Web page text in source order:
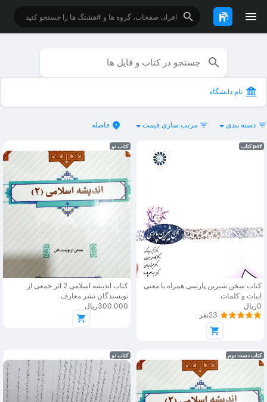
نام دانشگاه
دسته بندی مرتب سازی قیمت فاصله
pdf کتاب
کتاب سخن شیرین پارسی همراه با معنی
ابیات و کلمات
0ریال
23نفر
کتاب نو
کتاب اندیشه اسلامی 2 اثر جمعی از
نویسندگان نشر معارف
300.000ریال
کتاب دست دوم کتاب نو